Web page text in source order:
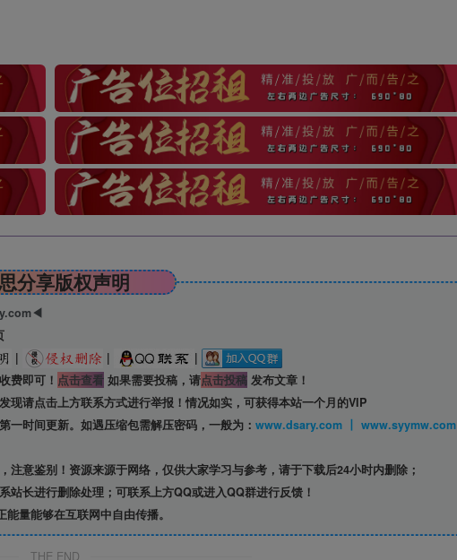
分享版权声明
|
|
|
费即可！ 点击查看如果需要投稿，请点击投稿发布文章！
请点击上方联系方式进行举报！情况如实，可获得本站一个月的VIP
时间更新。如遇压缩包需解压密码，一般为：
www.dsary.com 丨 www.syymw.com
注意鉴别！资源来源于网络，仅供大家学习与参考，请于下载后24小时内删除；
长进行删除处理；可联系上方QQ或进入QQ群进行反馈！
量能够在互联网中自由传播。
THE END